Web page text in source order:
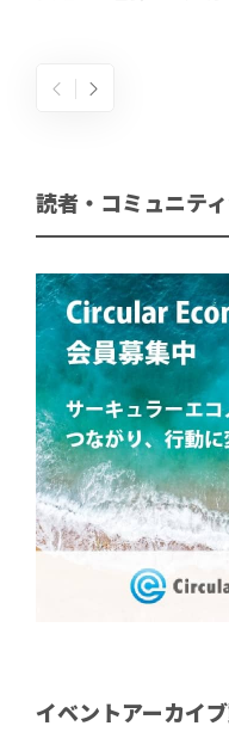
読者・コミュニテ
イベントアーカイ